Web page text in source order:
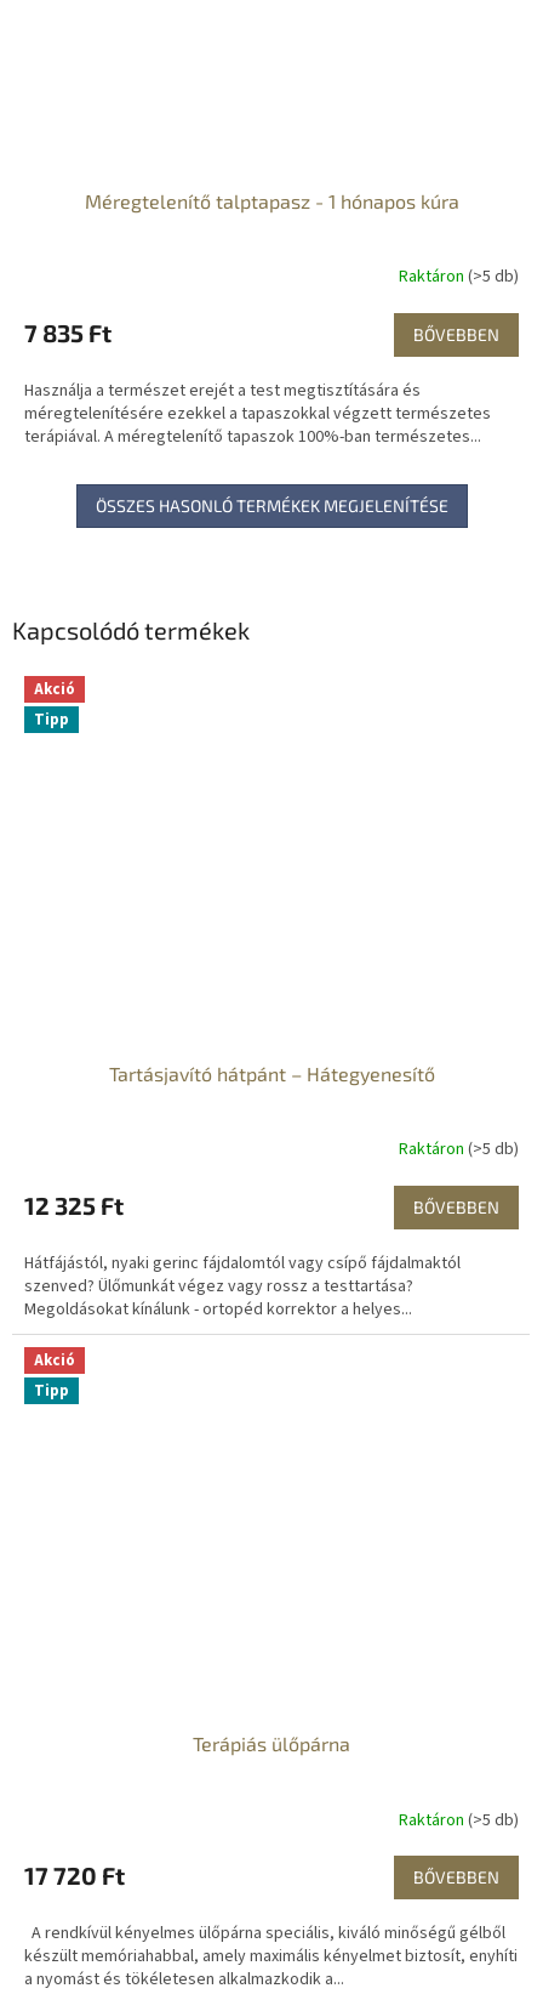
Kapcsolódó termékek
Akció
Tipp
Tartásjavító hátpánt – Hátegyenesítő
Raktáron (>5 db)
12 325 Ft BŐVEBBEN
Hátfájástól, nyaki gerinc fájdalomtól vagy csípő fájdalmaktól
szenved? Ülőmunkát végez vagy rossz a testtartása?
Megoldásokat kínálunk - ortopéd korrektor a helyes...
Akció
Tipp
Terápiás ülőpárna
Raktáron (>5 db)
17 720 Ft BŐVEBBEN
A rendkívül kényelmes ülőpárna speciális, kiváló minőségű gélből
készült memóriahabbal, amely maximális kényelmet biztosít, enyhíti
a nyomást és tökéletesen alkalmazkodik a...
Méregtelenítő talptapasz - 1 hónapos kúra
Raktáron (>5 db)
7 835 Ft BŐVEBBEN
Használja a természet erejét a test megtisztítására és
méregtelenítésére ezekkel a tapaszokkal végzett természetes
terápiával. A méregtelenítő tapaszok 100%-ban természetes...
ÖSSZES HASONLÓ TERMÉKEK MEGJELENÍTÉSE